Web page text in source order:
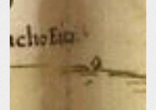
federal a fazer as primeiras
desapropriações com fins de reforma
agrária no período da
redemocratização. O agricultor era o
mais velho participante desse epis